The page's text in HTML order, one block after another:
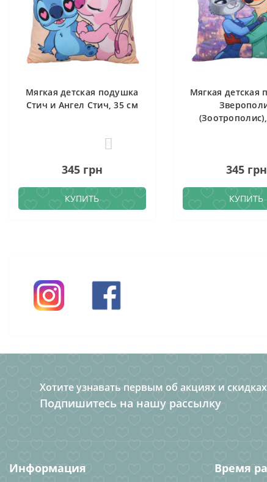
Мягкая детская подушка
Стич и Ангел Стич, 35 см
345 грн
КУПИТЬ
Мягкая детская
345 грн
КУПИТЬ
Хотите узнавать первым об акциях и
Подпишитесь на нашу рассылку
Информация Время